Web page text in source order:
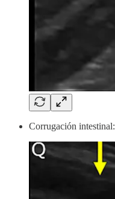
Corrugación intestinal: